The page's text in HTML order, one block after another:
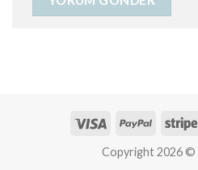
Copyright 2026 ©